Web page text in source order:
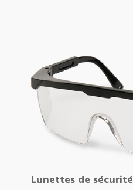
Lunettes de sécurité